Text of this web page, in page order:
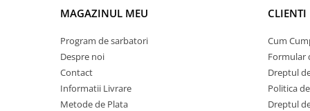
MAGAZINUL MEU
Program de sarbatori
Despre noi
Contact
Informatii Livrare
Metode de Plata
CLIENTI
Cum
Formular
Dreptul
Politica
Dreptul